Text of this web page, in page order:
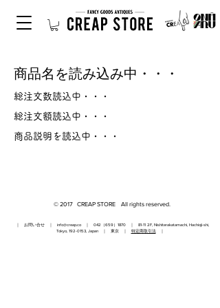
商品名を読み込み中・・・
総注文数読込中・・・
総注文額読込中・・・
商品説明を読込中・・・
© 2017 CREAP STORE All rights reserved.
｜ お問い合せ ｜ info@creap.co｜ 042（659）1870 ｜ 81-11 2F, Nishiterakatamachi, Hachioji-shi,
Tokyo, 192-0153, Japan ｜ 東京 ｜ 特定商取引法｜